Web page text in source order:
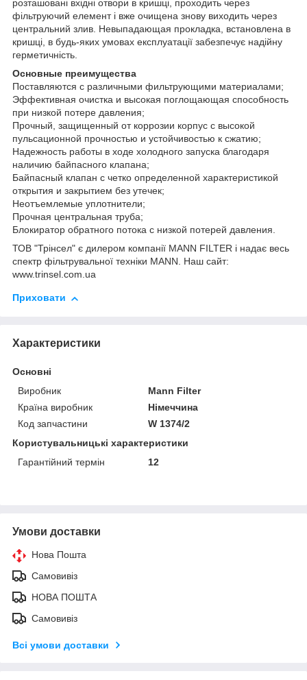
розташовані вхідні отвори в кришці, проходить через
фільтруючий елемент і вже очищена знову виходить через
центральний злив. Невыпадающая прокладка, встановлена в
кришці, в будь-яких умовах експлуатації забезпечує надійну
герметичність.
Основные преимущества
Поставляются с различными фильтрующими материалами;
Эффективная очистка и высокая поглощающая способность
при низкой потере давления;
Прочный, защищенный от коррозии корпус с высокой
пульсационной прочностью и устойчивостью к сжатию;
Надежность работы в ходе холодного запуска благодаря
наличию байпасного клапана;
Байпасный клапан с четко определенной характеристикой
открытия и закрытием без утечек;
Неотъемлемые уплотнители;
Прочная центральная труба;
Блокиратор обратного потока с низкой потерей давления.
ТОВ "Трінсел" є дилером компанії MANN FILTER і надає весь
спектр фільтрувальної техніки MANN. Наш сайт:
www.trinsel.com.ua
Приховати
Характеристики
Основні
Виробник
Mann Filter
Країна виробник
Німеччина
Код запчастини
W 1374/2
Користувальницькі характеристики
Гарантійний термін
12
Умови доставки
Нова Пошта
Самовивіз
НОВА ПОШТА
Самовивіз
Всі умови доставки